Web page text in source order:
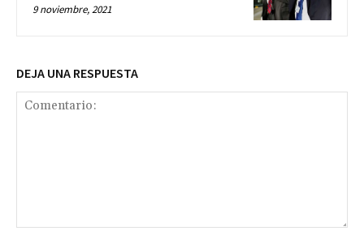
9 noviembre, 2021
DEJA UNA RESPUESTA